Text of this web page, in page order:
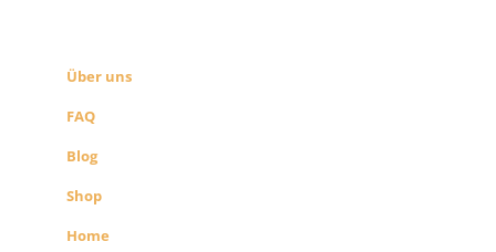
Über uns
FAQ
Blog
Shop
Home